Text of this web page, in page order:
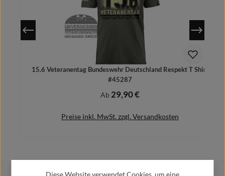
15.6 Veteranentag Bundeswehr Deutschland Respekt T Shirt
#45287
Regulärer Preis:
Ab 29,90 €
Preise inkl. MwSt. zzgl. Versandkosten
Diese Website verwendet Cookies, um eine